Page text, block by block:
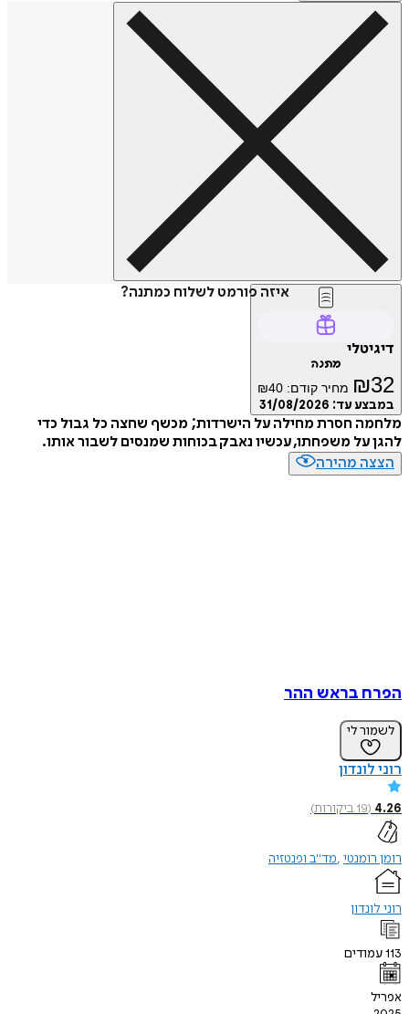
איזה פורמט לשלוח כמתנה?
דיגיטלי
מתנה
₪32 מחיר קודם: ₪40
במבצע עד: 31/08/2026
מלחמה חסרת מחילה על הישרדות; מכשף שחצה כל גבול כדי
להגן על משפחתו, עכשיו נאבק בכוחות שמנסים לשבור אותו.
הצצה מהירה
הפרח בראש ההר
לשמור לי
רוני לונדון
4.26
(
19ביקורות)
רומן רומנטי מד"ב ופנטזיה
רוני לונדון
113עמודים
אפריל